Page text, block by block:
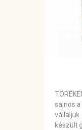
sajnos a
készült